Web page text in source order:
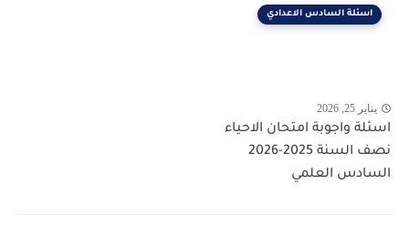
اسئلة السادس الاعدادي
يناير 25, 2026
اسئلة واجوبة امتحان الاحياء
نصف السنة 2025-2026
السادس العلمي